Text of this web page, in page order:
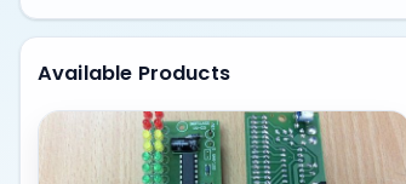
Available Products